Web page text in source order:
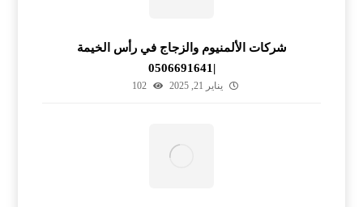
شركات الألمنيوم والزجاج في رأس الخيمة
|0506691641
يناير 21, 2025 102